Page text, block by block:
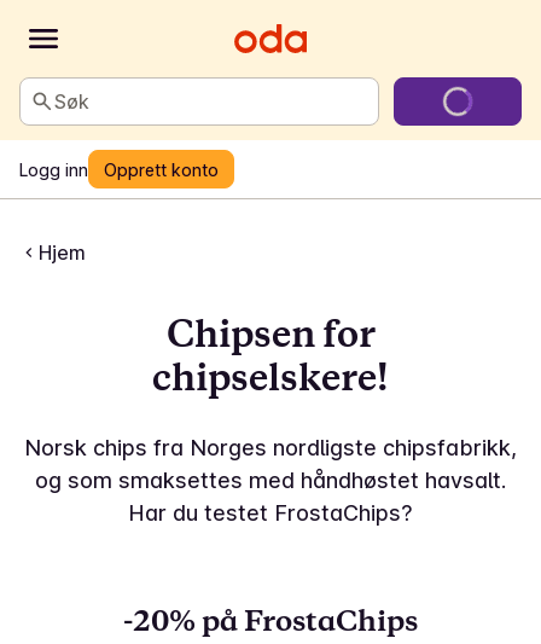
Søk
Logg inn Opprett konto
Hjem
Chipsen for
chipselskere!
Norsk chips fra Norges nordligste chipsfabrikk,
og som smaksettes med håndhøstet havsalt.
Har du testet FrostaChips?
-20% på FrostaChips